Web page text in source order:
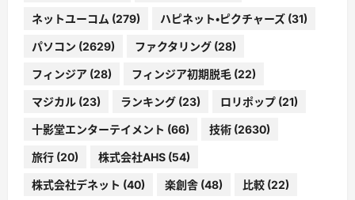
ネットユーコム (279) ハピネット・ピクチャーズ (31)
パソコン (2629) ファクタリング (28)
フィンジア (28) フィンジア初期脱毛 (22)
マジカル (23) ランキング (23) ロリポップ (21)
十影堂エンターテイメント (66) 技術 (2630)
旅行 (20) 株式会社AHS (54)
株式会社デネット (40) 楽創舎 (48) 比較 (22)